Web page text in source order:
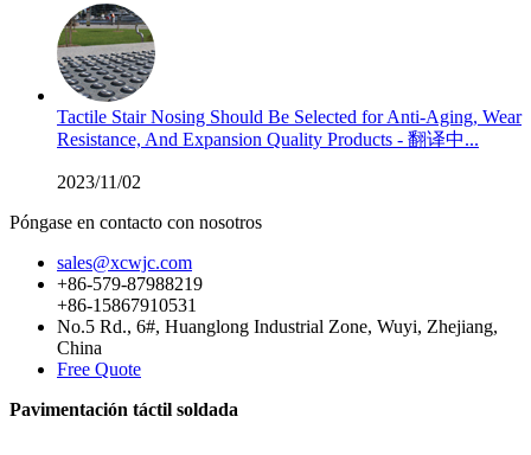
Tactile Stair Nosing Should Be Selected for Anti-Aging, Wear
Resistance, And Expansion Quality Products - 翻译中...
2023/11/02
Póngase en contacto con nosotros
sales@xcwjc.com
+86-579-87988219
+86-15867910531
No.5 Rd., 6#, Huanglong Industrial Zone, Wuyi, Zhejiang,
China
Free Quote
Pavimentación táctil soldada